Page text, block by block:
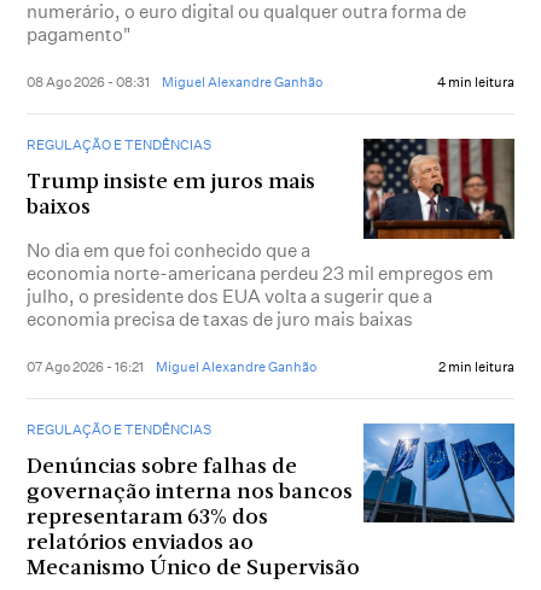
numerário, o euro digital ou qualquer outra forma de
pagamento"
08 Ago 2026 - 08:31 Miguel Alexandre Ganhão 4 min leitura
REGULAÇÃO E TENDÊNCIAS
Trump insiste em juros mais
baixos
No dia em que foi conhecido que a
economia norte-americana perdeu 23 mil empregos em
julho, o presidente dos EUA volta a sugerir que a
economia precisa de taxas de juro mais baixas
07 Ago 2026 - 16:21 Miguel Alexandre Ganhão 2 min leitura
REGULAÇÃO E TENDÊNCIAS
Denúncias sobre falhas de
governação interna nos bancos
representaram 63% dos
relatórios enviados ao
Mecanismo Único de Supervisão